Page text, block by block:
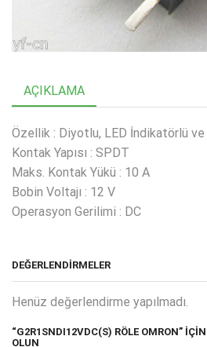
AÇIKLAMA
Özellik : Diyotlu, LED İndikatörlü
Kontak Yapısı : SPDT
Maks. Kontak Yükü : 10 A
Bobin Voltajı : 12 V
Operasyon Gerilimi : DC
DEĞERLENDIRMELER
Henüz değerlendirme yapılmadı.
“G2R1SNDI12VDC(S) RÖLE OMRON”
OLUN